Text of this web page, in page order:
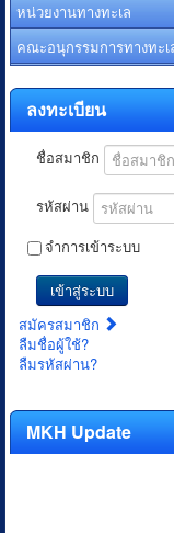
หน่วยงานทางทะเล
คณะอนุกรรมการทางทะเ
ลงทะเบียน
ชื่อสมาชิก
รหัสผ่าน
จำการเข้าระบบ
เข้าสู่ระบบ
สมัครสมาชิก
ลืมชื่อผู้ใช้?
ลืมรหัสผ่าน?
MKH Update